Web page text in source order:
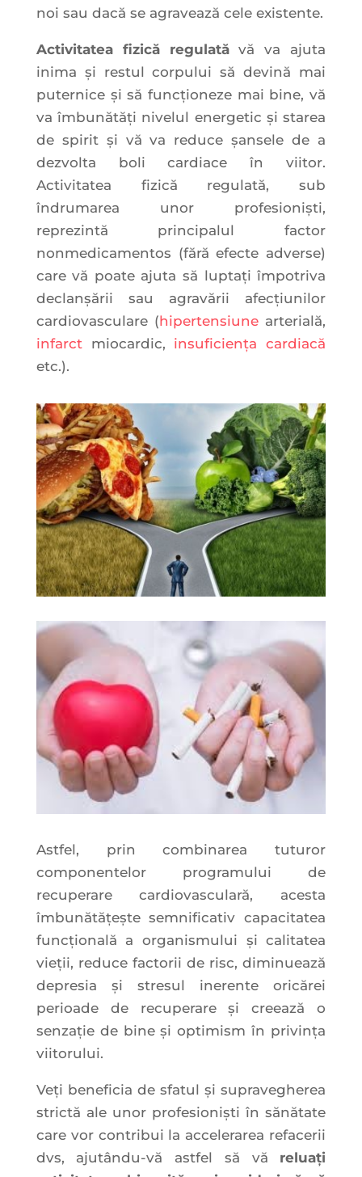
noi sau dacă se agravează cele existente.
Activitatea fizică regulatăvă va ajuta
inima și restul corpului să devină mai
puternice și să funcționeze mai bine, vă
va îmbunătăți nivelul energetic și starea
de spirit și vă va reduce șansele de a
dezvolta boli cardiace în viitor.
Activitatea fizică regulată, sub
îndrumarea unor profesioniști,
reprezintă principalul factor
nonmedicamentos (fără efecte adverse)
care vă poate ajuta să luptați împotriva
declanșării sau agravării afecțiunilor
cardiovasculare (hipertensiune arterială,
infarctmiocardic, insuficiența cardiacă
etc.).
Astfel, prin combinarea tuturor
componentelor programului de
recuperare cardiovasculară, acesta
îmbunătățește semnificativ capacitatea
funcțională a organismului și calitatea
vieții, reduce factorii de risc, diminuează
depresia și stresul inerente oricărei
perioade de recuperare și creează o
senzație de bine și optimism în privința
viitorului.
Veți beneficia de sfatul și supravegherea
strictă ale unor profesioniști în sănătate
care vor contribui la accelerarea refacerii
dvs, ajutându-vă astfel să vă reluați